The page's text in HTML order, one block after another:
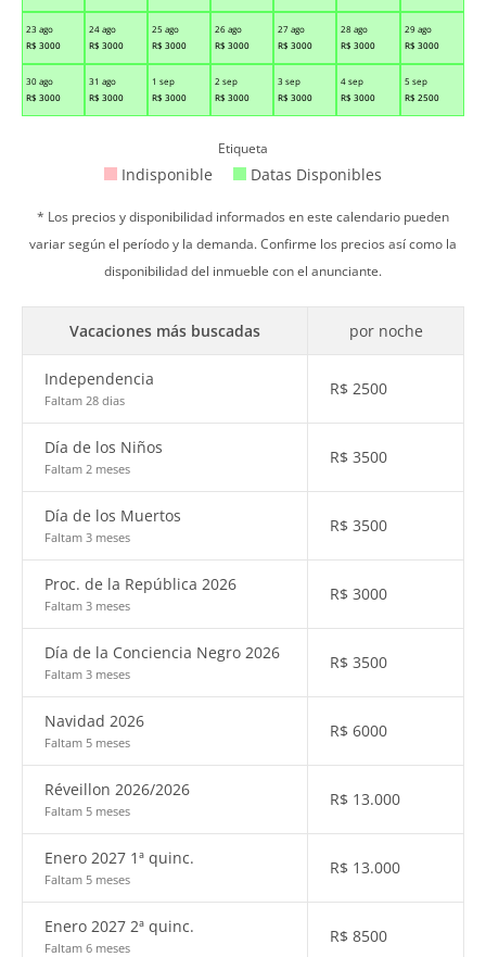
23 ago
R$ 3000
24 ago
R$ 3000
25 ago
R$ 3000
26 ago
R$ 3000
27 ago
R$ 3000
28 ago
R$ 3000
29 ago
R$ 3000
30 ago
R$ 3000
31 ago
R$ 3000
1 sep
R$ 3000
2 sep
R$ 3000
3 sep
R$ 3000
4 sep
R$ 3000
5 sep
R$ 2500
Etiqueta
Indisponible Datas Disponibles
* Los precios y disponibilidad informados en este calendario pueden
variar según el período y la demanda. Confirme los precios así como la
disponibilidad del inmueble con el anunciante.
Vacaciones más buscadas por noche
Independencia
Faltam 28 dias
R$ 2500
Día de los Niños
Faltam 2 meses
R$ 3500
Día de los Muertos
Faltam 3 meses
R$ 3500
Proc. de la República 2026
Faltam 3 meses
R$ 3000
Día de la Conciencia Negro 2026
Faltam 3 meses
R$ 3500
Navidad 2026
Faltam 5 meses
R$ 6000
Réveillon 2026/2026
Faltam 5 meses
R$ 13.000
Enero 2027 1ª quinc.
Faltam 5 meses
R$ 13.000
Enero 2027 2ª quinc.
Faltam 6 meses
R$ 8500